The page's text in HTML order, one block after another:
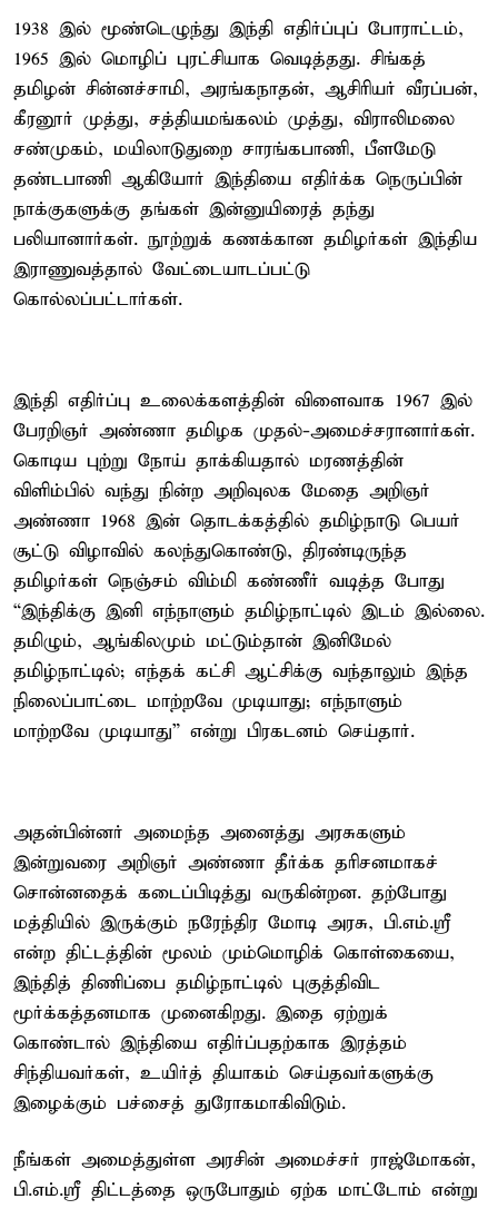
1938 இல் மூண்டெழுந்து இந்தி எதிர்ப்புப் போராட்டம்,
1965 இல் மொழிப் புரட்சியாக வெடித்தது. சிங்கத்
தமிழன் சின்னச்சாமி, அரங்கநாதன், ஆசிரியர் வீரப்பன்,
கீரனூர் முத்து, சத்தியமங்கலம் முத்து, விராலிமலை
சண்முகம், மயிலாடுதுறை சாரங்கபாணி, பீளமேடு
தண்டபாணி ஆகியோர் இந்தியை எதிர்க்க நெருப்பின்
நாக்குகளுக்கு தங்கள் இன்னுயிரைத் தந்து
பலியானார்கள். நூற்றுக் கணக்கான தமிழர்கள் இந்திய
இராணுவத்தால் வேட்டையாடப்பட்டு
கொல்லப்பட்டார்கள்.
இந்தி எதிர்ப்பு உலைக்களத்தின் விளைவாக 1967 இல்
பேரறிஞர் அண்ணா தமிழக முதல்-அமைச்சரானார்கள்.
கொடிய புற்று நோய் தாக்கியதால் மரணத்தின்
விளிம்பில் வந்து நின்ற அறிவுலக மேதை அறிஞர்
அண்ணா 1968 இன் தொடக்கத்தில் தமிழ்நாடு பெயர்
சூட்டு விழாவில் கலந்துகொண்டு, திரண்டிருந்த
தமிழர்கள் நெஞ்சம் விம்மி கண்ணீர் வடித்த போது
“இந்திக்கு இனி எந்நாளும் தமிழ்நாட்டில் இடம் இல்லை.
தமிழும், ஆங்கிலமும் மட்டும்தான் இனிமேல்
தமிழ்நாட்டில்; எந்தக் கட்சி ஆட்சிக்கு வந்தாலும் இந்த
நிலைப்பாட்டை மாற்றவே முடியாது; எந்நாளும்
மாற்றவே முடியாது” என்று பிரகடனம் செய்தார்.
அதன்பின்னர் அமைந்த அனைத்து அரசுகளும்
இன்றுவரை அறிஞர் அண்ணா தீர்க்க தரிசனமாகச்
சொன்னதைக் கடைப்பிடித்து வருகின்றன. தற்போது
மத்தியில் இருக்கும் நரேந்திர மோடி அரசு, பி.எம்.ஸ்ரீ
என்ற திட்டத்தின் மூலம் மும்மொழிக் கொள்கையை,
இந்தித் திணிப்பை தமிழ்நாட்டில் புகுத்திவிட
மூர்க்கத்தனமாக முனைகிறது. இதை ஏற்றுக்
கொண்டால் இந்தியை எதிர்ப்பதற்காக இரத்தம்
சிந்தியவர்கள், உயிர்த் தியாகம் செய்தவர்களுக்கு
இழைக்கும் பச்சைத் துரோகமாகிவிடும்.
நீங்கள் அமைத்துள்ள அரசின் அமைச்சர் ராஜ்மோகன்,
பி.எம்.ஸ்ரீ திட்டத்தை ஒருபோதும் ஏற்க மாட்டோம் என்று